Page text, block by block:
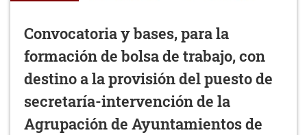
Convocatoria y bases, para la
formación de bolsa de trabajo, con
destino a la provisión del puesto de
secretaría-intervención de la
Agrupación de Ayuntamientos de